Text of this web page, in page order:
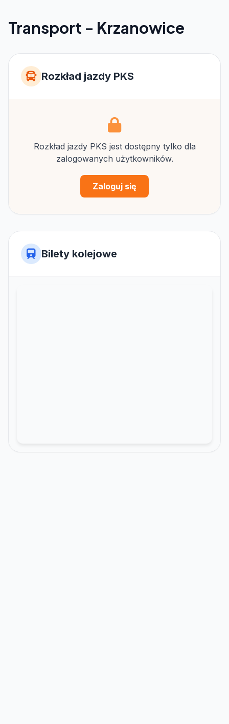
Transport - Krzanowice
Rozkład jazdy PKS
Rozkład jazdy PKS jest dostępny tylko dla
zalogowanych użytkowników.
Zaloguj się
Bilety kolejowe